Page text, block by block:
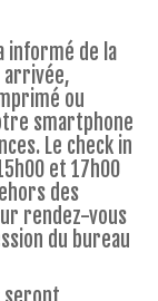
informé de la
arrivée,
ou
smartphone
Le check in
et 17h00
des
rendez-vous
du bureau